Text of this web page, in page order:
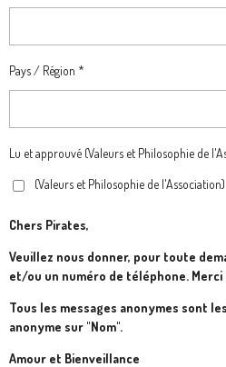
Pays / Région *
Lu et approuvé (Valeurs et Philosophie de
(Valeurs et Philosophie de l'Association)
Chers Pirates,
Veuillez nous donner, pour toute
et/ou un numéro de téléphone. Merci
Tous les messages anonymes sont
anonyme sur "Nom".
Amour et Bienveillance